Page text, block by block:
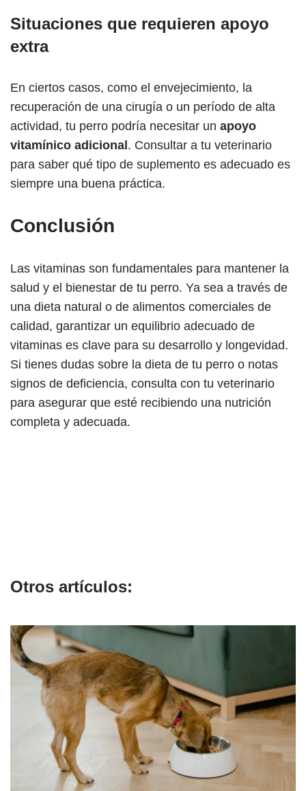
Situaciones que requieren apoyo
extra
En ciertos casos, como el envejecimiento, la
recuperación de una cirugía o un período de alta
actividad, tu perro podría necesitar un apoyo
vitamínico adicional. Consultar a tu veterinario
para saber qué tipo de suplemento es adecuado es
siempre una buena práctica.
Conclusión
Las vitaminas son fundamentales para mantener la
salud y el bienestar de tu perro. Ya sea a través de
una dieta natural o de alimentos comerciales de
calidad, garantizar un equilibrio adecuado de
vitaminas es clave para su desarrollo y longevidad.
Si tienes dudas sobre la dieta de tu perro o notas
signos de deficiencia, consulta con tu veterinario
para asegurar que esté recibiendo una nutrición
completa y adecuada.
Otros artículos: